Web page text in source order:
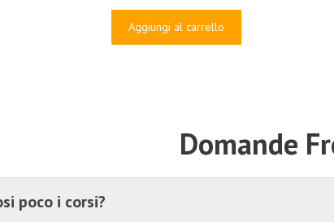
Aggiungi al carrello
Domande
poco i corsi?